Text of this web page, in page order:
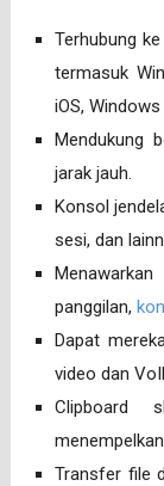
Terhubung
termasuk
iOS,
Mendukung
jarak jauh.
Konsol
sesi, dan
panggilan,
Dapat
video dan
Clipboard
Transfer file